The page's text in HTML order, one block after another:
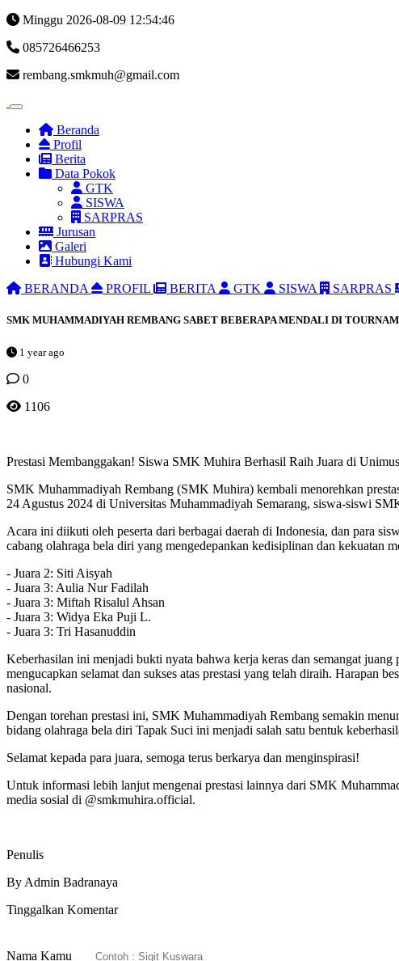
Minggu 2026-08-09 12:54:47
085726466253
rembang.smkmuh@gmail.com
Beranda
Profil
Berita
Data Pokok
GTK
SISWA
SARPRAS
Jurusan
Galeri
Hubungi Kami
BERANDA
PROFIL BERITA GTK SISWA SARPRAS
SMK MUHAMMADIYAH REMBANG SABET BEBERAPA MENDALI DI
1 year ago
0
1106
Prestasi Membanggakan! Siswa SMK Muhira Berhasil Raih Juara di
SMK Muhammadiyah Rembang (SMK Muhira) kembali menorehkan
24 Agustus 2024 di Universitas Muhammadiyah Semarang, siswa-siswi
Acara ini diikuti oleh peserta dari berbagai daerah di Indonesia, dan para
cabang olahraga bela diri yang mengedepankan kedisiplinan dan kekuatan
- Juara 2: Siti Aisyah
- Juara 3: Aulia Nur Fadilah
- Juara 3: Miftah Risalul Ahsan
- Juara 3: Widya Eka Puji L.
- Juara 3: Tri Hasanuddin
Keberhasilan ini menjadi bukti nyata bahwa kerja keras dan semangat
mengucapkan selamat dan sukses atas prestasi yang telah diraih. Harapan
nasional.
Dengan torehan prestasi ini, SMK Muhammadiyah Rembang semakin
bidang olahraga bela diri Tapak Suci ini menjadi salah satu bentuk
Selamat kepada para juara, semoga terus berkarya dan menginspirasi!
Untuk informasi lebih lanjut mengenai prestasi lainnya dari SMK
media sosial di @smkmuhira.official.
Penulis
By Admin Badranaya
Tinggalkan Komentar
Nama Kamu